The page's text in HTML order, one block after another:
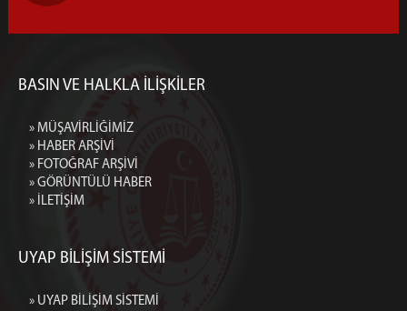
BASIN VE HALKLA İLİŞKİLER
» MÜŞAVİRLİĞİMİZ
» HABER ARŞİVİ
» FOTOĞRAF ARŞİVİ
» GÖRÜNTÜLÜ HABER
» İLETİŞİM
UYAP BİLİŞİM SİSTEMİ
» UYAP BİLİŞİM SİSTEMİ